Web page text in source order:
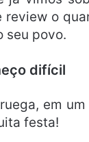
o
seu povo.
difícil
em
festa!